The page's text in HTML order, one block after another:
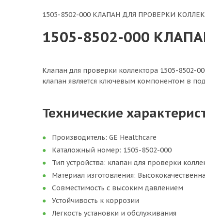
1505-8502-000 КЛАПАН ДЛЯ ПРОВЕРКИ
1505-8502-000
Клапан для проверки коллектора 1505-8502-
клапан является ключевым компонентом в
Технические
Производитель: GE Healthcare
Каталожный номер: 1505-8502-000
Тип устройства: клапан для проверки
Материал изготовления:
Совместимость с высоким давлением
Устойчивость к коррозии
Легкость установки и обслуживания